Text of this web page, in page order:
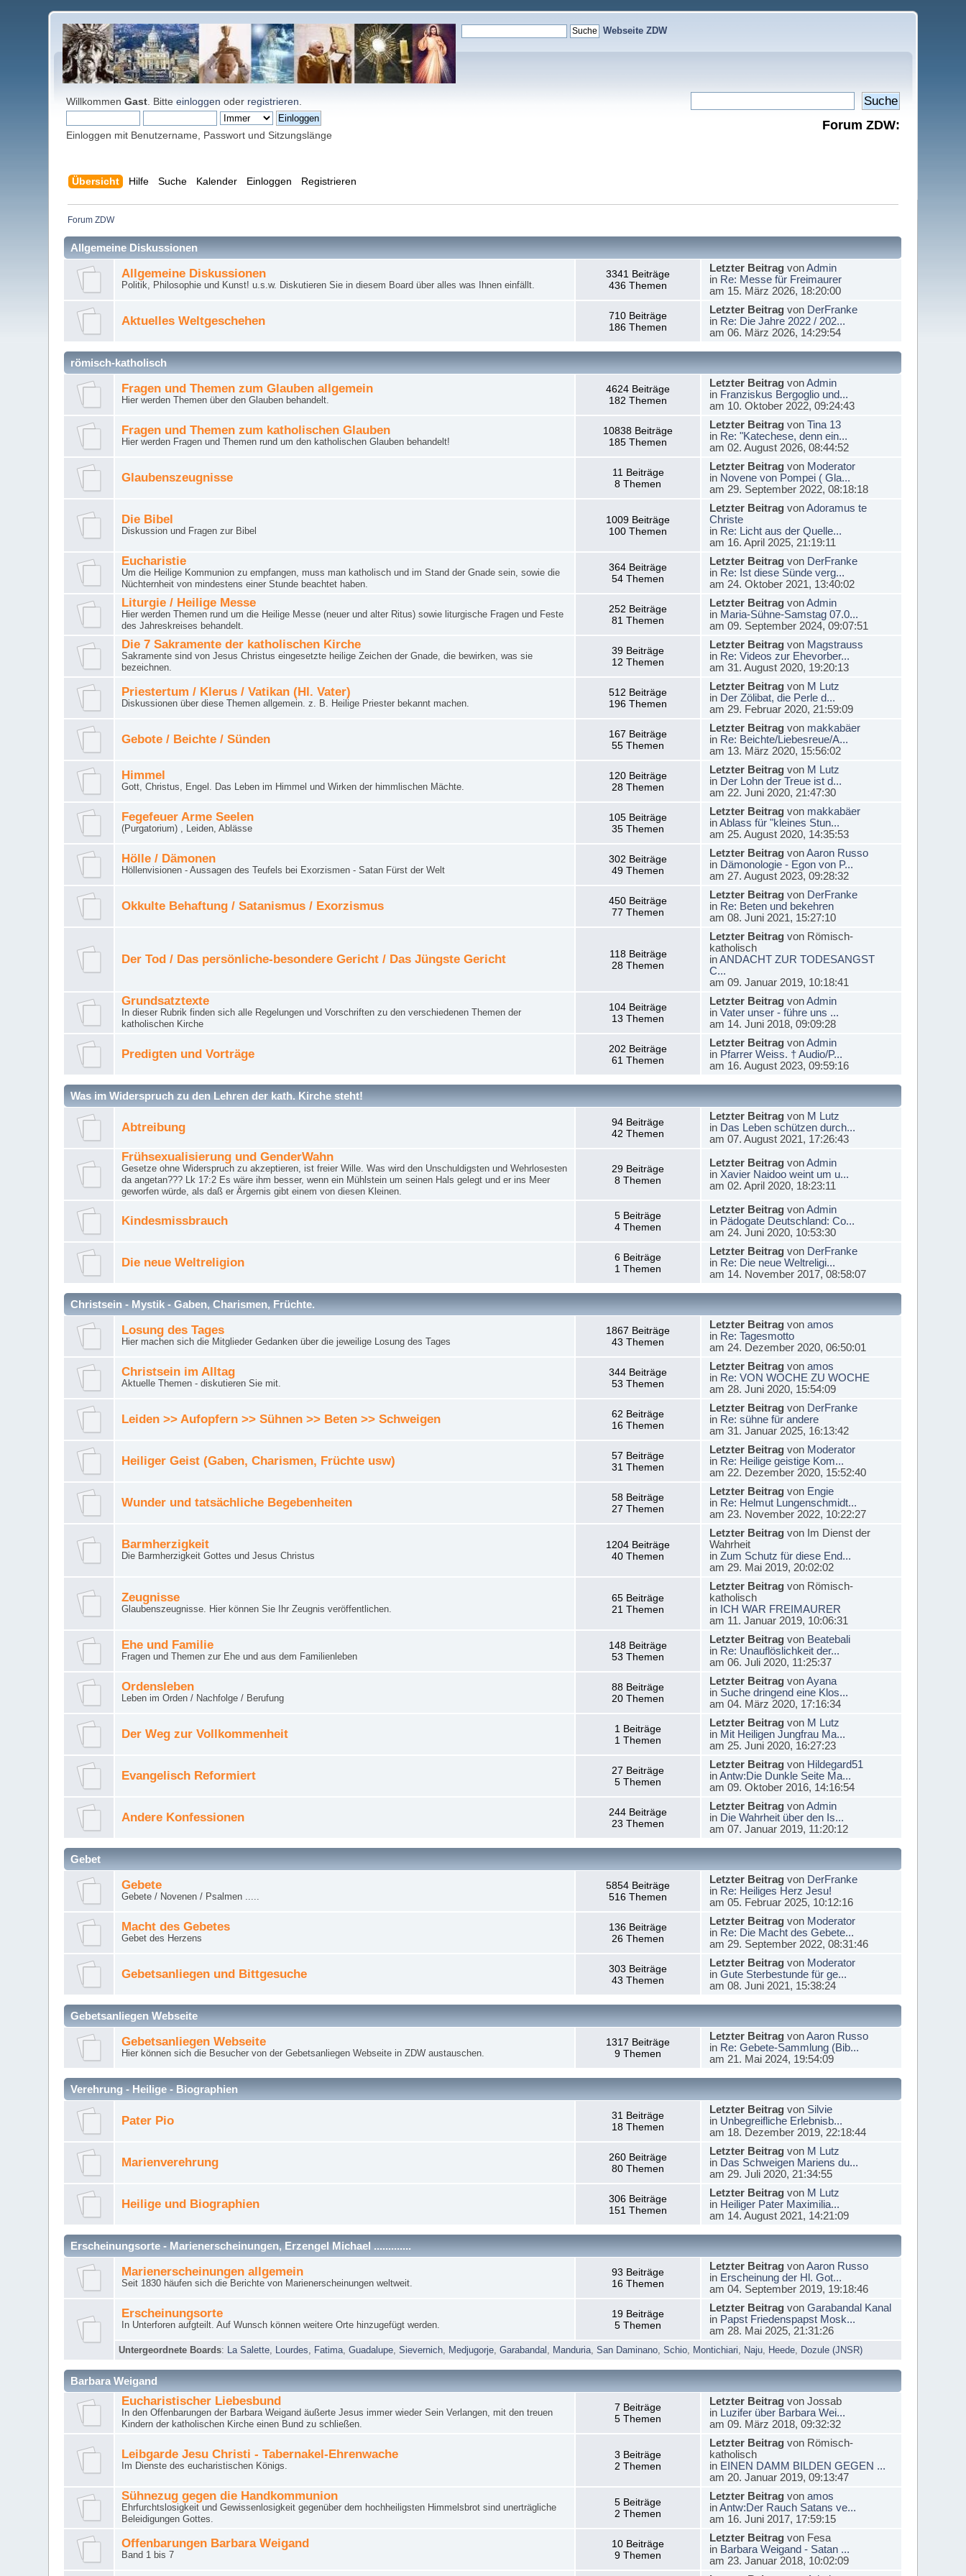
Webseite ZDW
WillkommenGast . Bitteeinloggen oder registrieren
Einloggen mit Benutzername, Passwort und Sitzungslänge
Forum ZDW:
Übersicht Hilfe Suche Kalender Einloggen Registrieren
Forum ZDW
Allgemeine Diskussionen
Allgemeine Diskussionen
Politik, Philosophie und Kunst! u.s.w. Diskutieren Sie in diesem Board über alles was Ihnen einfällt.
3341 Beiträge
436 Themen
Letzter BeitragvonAdmin
in Re: Messe für Freimaurer
am 15. März 2026, 18:20:00
Aktuelles Weltgeschehen
710 Beiträge
186 Themen
Letzter Beitragvon DerFranke
in Re: Die Jahre 2022 / 202...
am 06. März 2026, 14:29:54
römisch-katholisch
Fragen und Themen zum Glauben allgemein
Hier werden Themen über den Glauben behandelt.
4624 Beiträge
182 Themen
Letzter BeitragvonAdmin
in Franziskus Bergoglio und...
am 10. Oktober 2022, 09:24:43
Fragen und Themen zum katholischen Glauben
Hier werden Fragen und Themen rund um den katholischen Glauben behandelt!
10838 Beiträge
185 Themen
Letzter Beitragvon Tina 13
in Re: "Katechese, denn ein...
am 02. August 2026, 08:44:52
Glaubenszeugnisse
11 Beiträge
8 Themen
Letzter Beitragvon Moderator
in Novene von Pompei ( Gla...
am 29. September 2022, 08:18:18
Die Bibel
Diskussion und Fragen zur Bibel
1009 Beiträge
100 Themen
Letzter BeitragvonAdoramus te
Christe
in Re: Licht aus der Quelle...
am 16. April 2025, 21:19:11
Eucharistie
Um die Heilige Kommunion zu empfangen, muss man katholisch und im Stand der Gnade sein, sowie die
Nüchternheit von mindestens einer Stunde beachtet haben.
364 Beiträge
54 Themen
Letzter Beitragvon DerFranke
in Re: Ist diese Sünde verg...
am 24. Oktober 2021, 13:40:02
Liturgie / Heilige Messe
Hier werden Themen rund um die Heilige Messe (neuer und alter Ritus) sowie liturgische Fragen und Feste
des Jahreskreises behandelt.
252 Beiträge
81 Themen
Letzter BeitragvonAdmin
in Maria-Sühne-Samstag 07.0...
am 09. September 2024, 09:07:51
Die 7 Sakramente der katholischen Kirche
Sakramente sind von Jesus Christus eingesetzte heilige Zeichen der Gnade, die bewirken, was sie
bezeichnen.
39 Beiträge
12 Themen
Letzter Beitragvon Magstrauss
in Re: Videos zur Ehevorber...
am 31. August 2020, 19:20:13
Priestertum / Klerus / Vatikan (Hl. Vater)
Diskussionen über diese Themen allgemein. z. B. Heilige Priester bekannt machen.
512 Beiträge
196 Themen
Letzter Beitragvon M Lutz
in Der Zölibat, die Perle d...
am 29. Februar 2020, 21:59:09
Gebote / Beichte / Sünden
167 Beiträge
55 Themen
Letzter Beitragvon makkabäer
in Re: Beichte/Liebesreue/A...
am 13. März 2020, 15:56:02
Himmel
Gott, Christus, Engel. Das Leben im Himmel und Wirken der himmlischen Mächte.
120 Beiträge
28 Themen
Letzter Beitragvon M Lutz
in Der Lohn der Treue ist d...
am 22. Juni 2020, 21:47:30
Fegefeuer Arme Seelen
(Purgatorium) , Leiden, Ablässe
105 Beiträge
35 Themen
Letzter Beitragvon makkabäer
inAblass für "kleines Stun...
am 25. August 2020, 14:35:53
Hölle / Dämonen
Höllenvisionen - Aussagen des Teufels bei Exorzismen - Satan Fürst der Welt
302 Beiträge
49 Themen
Letzter BeitragvonAaron Russo
in Dämonologie - Egon von P...
am 27. August 2023, 09:28:32
Okkulte Behaftung / Satanismus / Exorzismus
450 Beiträge
77 Themen
Letzter Beitragvon DerFranke
in Re: Beten und bekehren
am 08. Juni 2021, 15:27:10
Der Tod / Das persönliche-besondere Gericht / Das Jüngste Gericht
118 Beiträge
28 Themen
Letzter Beitragvon Römisch-
katholisch
inANDACHT ZUR TODESANGST
C...
am 09. Januar 2019, 10:18:41
Grundsatztexte
In dieser Rubrik finden sich alle Regelungen und Vorschriften zu den verschiedenen Themen der
katholischen Kirche
104 Beiträge
13 Themen
Letzter BeitragvonAdmin
in Vater unser - führe uns ...
am 14. Juni 2018, 09:09:28
Predigten und Vorträge
202 Beiträge
61 Themen
Letzter BeitragvonAdmin
in Pfarrer Weiss. † Audio/P...
am 16. August 2023, 09:59:16
Was im Widerspruch zu den Lehren der kath. Kirche steht!
Abtreibung
94 Beiträge
42 Themen
Letzter Beitragvon M Lutz
in Das Leben schützen durch...
am 07. August 2021, 17:26:43
Frühsexualisierung und GenderWahn
Gesetze ohne Widerspruch zu akzeptieren, ist freier Wille. Was wird den Unschuldigsten und Wehrlosesten
da angetan??? Lk 17:2 Es wäre ihm besser, wenn ein Mühlstein um seinen Hals gelegt und er ins Meer
geworfen würde, als daß er Ärgernis gibt einem von diesen Kleinen.
29 Beiträge
8 Themen
Letzter BeitragvonAdmin
in Xavier Naidoo weint um u...
am 02. April 2020, 18:23:11
Kindesmissbrauch
5 Beiträge
4 Themen
Letzter BeitragvonAdmin
in Pädogate Deutschland: Co...
am 24. Juni 2020, 10:53:30
Die neue Weltreligion
6 Beiträge
1 Themen
Letzter Beitragvon DerFranke
in Re: Die neue Weltreligi...
am 14. November 2017, 08:58:07
Christsein - Mystik - Gaben, Charismen, Früchte.
Losung des Tages
Hier machen sich die Mitglieder Gedanken über die jeweilige Losung des Tages
1867 Beiträge
43 Themen
Letzter Beitragvon amos
in Re: Tagesmotto
am 24. Dezember 2020, 06:50:01
Christsein im Alltag
Aktuelle Themen - diskutieren Sie mit.
344 Beiträge
53 Themen
Letzter Beitragvon amos
in Re: VON WOCHE ZU WOCHE
am 28. Juni 2020, 15:54:09
Leiden >> Aufopfern >> Sühnen >> Beten >> Schweigen
62 Beiträge
16 Themen
Letzter Beitragvon DerFranke
in Re: sühne für andere
am 31. Januar 2025, 16:13:42
Heiliger Geist (Gaben, Charismen, Früchte usw)
57 Beiträge
31 Themen
Letzter Beitragvon Moderator
in Re: Heilige geistige Kom...
am 22. Dezember 2020, 15:52:40
Wunder und tatsächliche Begebenheiten
58 Beiträge
27 Themen
Letzter Beitragvon Engie
in Re: Helmut Lungenschmidt...
am 23. November 2022, 10:22:27
Barmherzigkeit
Die Barmherzigkeit Gottes und Jesus Christus
1204 Beiträge
40 Themen
Letzter Beitragvon Im Dienst der
Wahrheit
in Zum Schutz für diese End...
am 29. Mai 2019, 20:02:02
Zeugnisse
Glaubenszeugnisse. Hier können Sie Ihr Zeugnis veröffentlichen.
65 Beiträge
21 Themen
Letzter Beitragvon Römisch-
katholisch
in ICH WAR FREIMAURER
am 11. Januar 2019, 10:06:31
Ehe und Familie
Fragen und Themen zur Ehe und aus dem Familienleben
148 Beiträge
53 Themen
Letzter Beitragvon Beatebali
in Re: Unauflöslichkeit der...
am 06. Juli 2020, 11:25:37
Ordensleben
Leben im Orden / Nachfolge / Berufung
88 Beiträge
20 Themen
Letzter BeitragvonAyana
in Suche dringend eine Klos...
am 04. März 2020, 17:16:34
Der Weg zur Vollkommenheit
1 Beiträge
1 Themen
Letzter Beitragvon M Lutz
in Mit Heiligen Jungfrau Ma...
am 25. Juni 2020, 16:27:23
Evangelisch Reformiert
27 Beiträge
5 Themen
Letzter Beitragvon Hildegard51
inAntw:Die Dunkle Seite Ma...
am 09. Oktober 2016, 14:16:54
Andere Konfessionen
244 Beiträge
23 Themen
Letzter BeitragvonAdmin
in Die Wahrheit über den Is...
am 07. Januar 2019, 11:20:12
Gebet
Gebete
Gebete / Novenen / Psalmen .....
5854 Beiträge
516 Themen
Letzter Beitragvon DerFranke
in Re: Heiliges Herz Jesu!
am 05. Februar 2025, 10:12:16
Macht des Gebetes
Gebet des Herzens
136 Beiträge
26 Themen
Letzter Beitragvon Moderator
in Re: Die Macht des Gebete...
am 29. September 2022, 08:31:46
Gebetsanliegen und Bittgesuche
303 Beiträge
43 Themen
Letzter Beitragvon Moderator
in Gute Sterbestunde für ge...
am 08. Juni 2021, 15:38:24
Gebetsanliegen Webseite
Gebetsanliegen Webseite
Hier können sich die Besucher von der Gebetsanliegen Webseite in ZDW austauschen.
1317 Beiträge
9 Themen
Letzter BeitragvonAaron Russo
in Re: Gebete-Sammlung (Bib...
am 21. Mai 2024, 19:54:09
Verehrung - Heilige - Biographien
Pater Pio
31 Beiträge
18 Themen
Letzter Beitragvon Silvie
in Unbegreifliche Erlebnisb...
am 18. Dezember 2019, 22:18:44
Marienverehrung
260 Beiträge
80 Themen
Letzter Beitragvon M Lutz
in Das Schweigen Mariens du...
am 29. Juli 2020, 21:34:55
Heilige und Biographien
306 Beiträge
151 Themen
Letzter Beitragvon M Lutz
in Heiliger Pater Maximilia...
am 14. August 2021, 14:21:09
Erscheinungsorte - Marienerscheinungen, Erzengel Michael .............
Marienerscheinungen allgemein
Seit 1830 häufen sich die Berichte von Marienerscheinungen weltweit.
93 Beiträge
16 Themen
Letzter BeitragvonAaron Russo
in Erscheinung der Hl. Got...
am 04. September 2019, 19:18:46
Erscheinungsorte
In Unterforen aufgteilt. Auf Wunsch können weitere Orte hinzugefügt werden.
19 Beiträge
5 Themen
Letzter Beitragvon Garabandal Kanal
in Papst Friedenspapst Mosk...
am 28. Mai 2025, 21:31:26
Untergeordnete Boards: La Salette Lourdes Fatima ,Guadalupe ,Sievernich Medjugorje ,Garabandal Manduria ,San Daminano ,Schio Montichiari Naju Heede Dozule (JNSR)
Barbara Weigand
Eucharistischer Liebesbund
In den Offenbarungen der Barbara Weigand äußerte Jesus immer wieder Sein Verlangen, mit den treuen
Kindern der katholischen Kirche einen Bund zu schließen.
7 Beiträge
5 Themen
Letzter Beitragvon Jossab
in Luzifer über Barbara Wei...
am 09. März 2018, 09:32:32
Leibgarde Jesu Christi - Tabernakel-Ehrenwache
Im Dienste des eucharistischen Königs.
3 Beiträge
2 Themen
Letzter Beitragvon Römisch-
katholisch
in EINEN DAMM BILDEN GEGEN ...
am 20. Januar 2019, 09:13:47
Sühnezug gegen die Handkommunion
Ehrfurchtslosigkeit und Gewissenlosigkeit gegenüber dem hochheiligsten Himmelsbrot sind unerträgliche
Beleidigungen Gottes.
5 Beiträge
2 Themen
Letzter Beitragvon amos
inAntw:Der Rauch Satans ve...
am 16. Juni 2017, 17:59:15
Offenbarungen Barbara Weigand
Band 1 bis 7
10 Beiträge
9 Themen
Letzter Beitragvon Fesa
in Barbara Weigand - Satan ...
am 23. Januar 2018, 10:02:09